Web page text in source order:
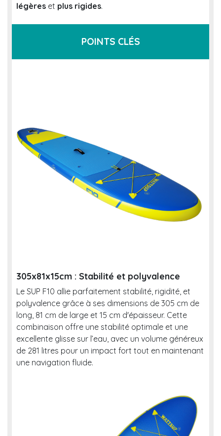
légères et plus rigides.
POINTS CLÉS
305x81x15cm : Stabilité et polyvalence
Le SUP F10 allie parfaitement stabilité, rigidité, et
polyvalence grâce à ses dimensions de 305 cm de
long, 81 cm de large et 15 cm d'épaisseur. Cette
combinaison offre une stabilité optimale et une
excellente glisse sur l’eau, avec un volume généreux
de 281 litres pour un impact fort tout en maintenant
une navigation fluide.